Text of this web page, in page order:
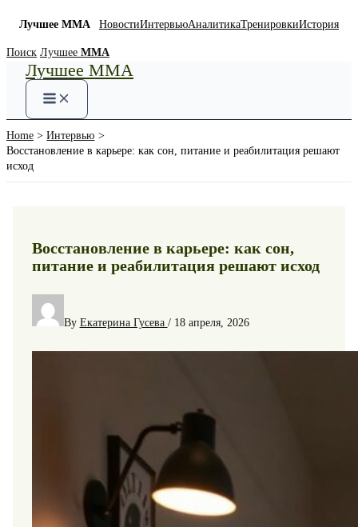
Лучшее ММА НовостиИнтервьюАналитикаТренировкиИстория
Skip
content
Поиск Лучшее ММА
Лучшее ММА
Home
Интервью
Восстановление в карьере: как сон, питание и реабилитация решают
исход
Восстановление в карьере: как сон,
питание и реабилитация решают исход
By Екатерина Гусева / 18 апреля, 2026